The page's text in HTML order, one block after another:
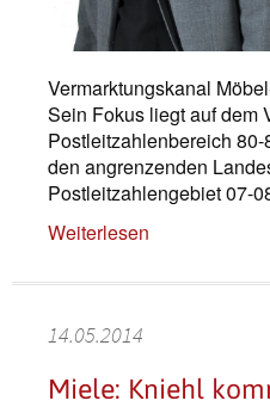
Vermarktungskanal
Sein Fokus liegt auf dem
Postleitzahlenbereich
den angrenzenden
Postleitzahlengebiet 07-
Weiterlesen
14.05.2014
Miele: Kniehl